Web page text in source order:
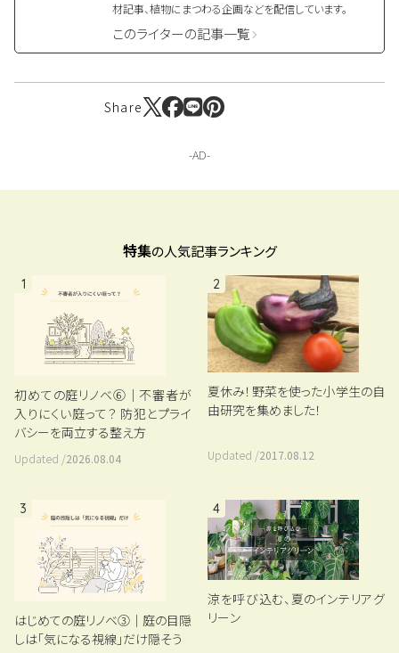
材記事、植物にまつわる企画などを配信しています。
このライターの記事一覧
Share
特集の人気記事ランキング
1
初めての庭リノベ⑥｜不審者が
入りにくい庭って？ 防犯とプライ
バシーを両立する整え方
Updated /2026.08.04
2
夏休み！野菜を使った小学生の自
由研究を集めました！
Updated /2017.08.12
3
はじめての庭リノベ③｜庭の目隠
しは「気になる視線」だけ隠そう
4
涼を呼び込む、夏のインテリアグ
リーン